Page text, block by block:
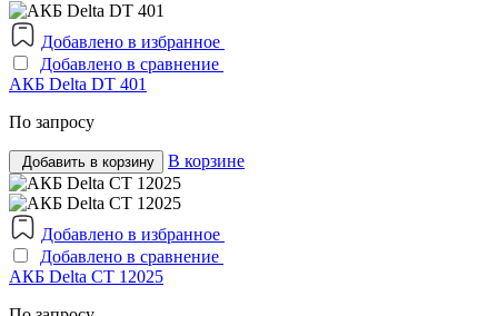
Добавлено в избранное
Добавлено в сравнение
АКБ Delta DT 401
По запросу
Добавить в корзину В корзине
Добавлено в избранное
Добавлено в сравнение
АКБ Delta CT 12025